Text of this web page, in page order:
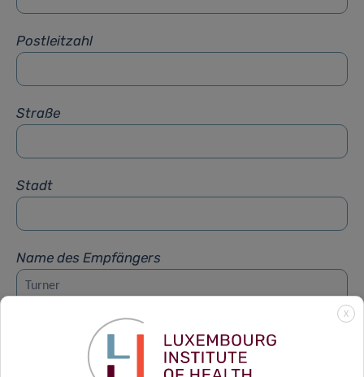
Postleitzahl
Straße
Stadt
Name des Empfängers
Vorname des Empfängers
X